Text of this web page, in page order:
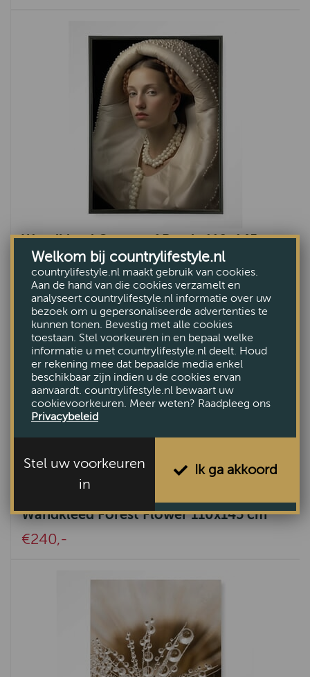
Wandkleed Queen of Pearls 110x145 cm
€279,-
Wandkleed Forest Flower 110x145 cm
€240,-
Welkom bij countrylifestyle.nl
countrylifestyle.nl maakt gebruik van cookies.
Aan de hand van die cookies verzamelt en
analyseert countrylifestyle.nl informatie over uw
bezoek om u gepersonaliseerde advertenties te
kunnen tonen. Bevestig met alle cookies
toestaan. Stel voorkeuren in en bepaal welke
informatie u met countrylifestyle.nl deelt. Houd
er rekening mee dat bepaalde media enkel
beschikbaar zijn indien u de cookies ervan
aanvaardt. countrylifestyle.nl bewaart uw
cookievoorkeuren. Meer weten? Raadpleeg ons
Privacybeleid
Stel uw voorkeuren
in
Ik ga akkoord